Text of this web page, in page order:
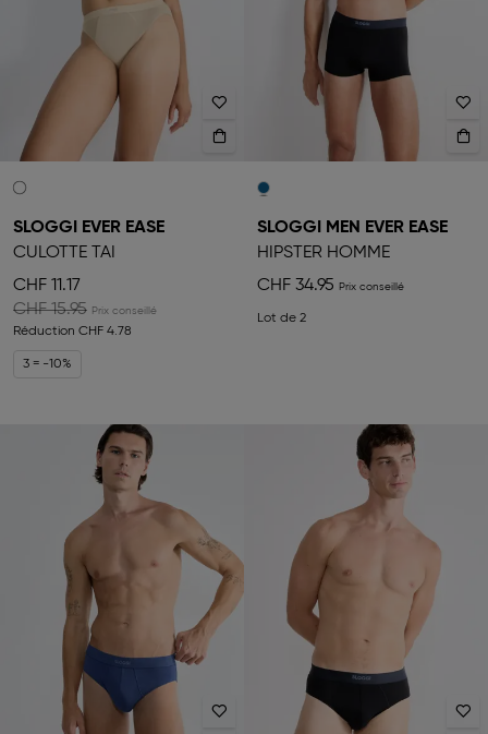
SLOGGI EVER EASE
CULOTTE TAI
CHF 11.17
CHF 15.95
Réduction CHF 4.78
3 = -10%
SLOGGI MEN EVER EASE
HIPSTER HOMME
CHF 34.95
Lot de 2